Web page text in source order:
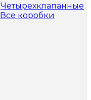
Четырехклапанные
Все коробки